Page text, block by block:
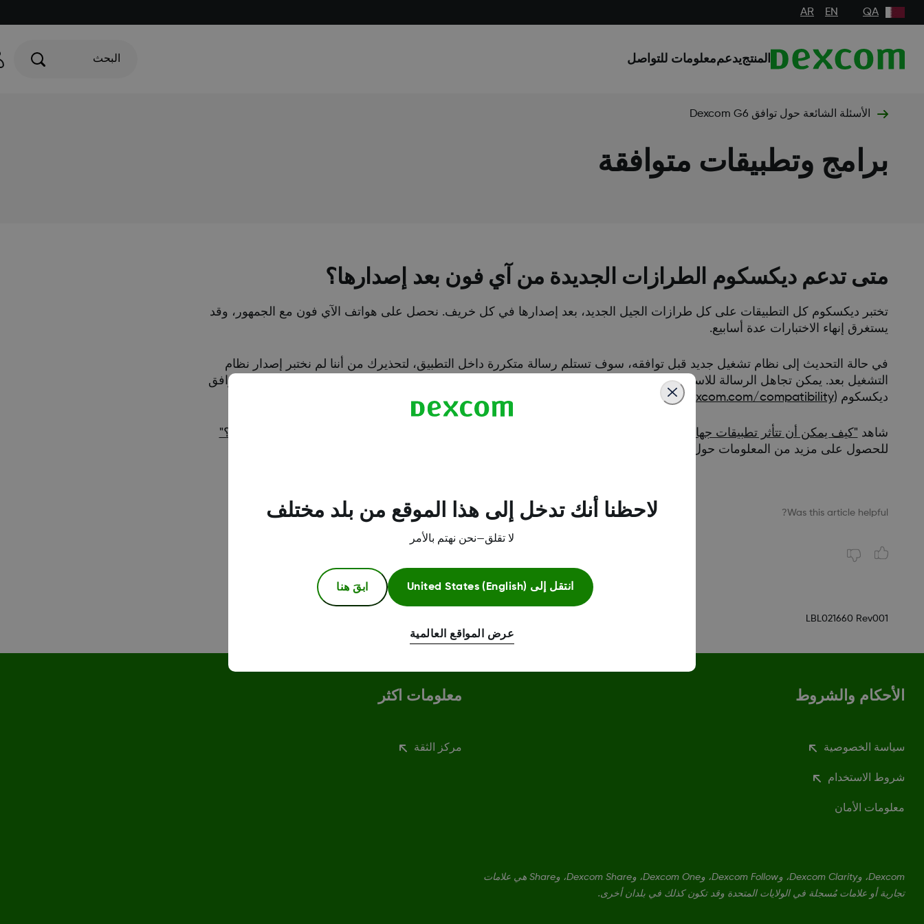
QA
EN
AR
المنتجيدعممعلومات للتواصل البحث
الأسئلة الشائعة حول توافق Dexcom G6
برامج وتطبيقات متوافقة
متى تدعم ديكسكوم الطرازات الجديدة من آي فون بعد إصدارها؟
تختبر ديكسكوم كل التطبيقات على كل طرازات الجيل الجديد، بعد إصدارها في كل خريف. نحصل على هواتف الآي فون مع الجمهور، وقد
يستغرق إنهاء الاختبارات عدة أسابيع.
في حالة التحديث إلى نظام تشغيل جديد قبل توافقه، سوف تستلم رسالة متكررة داخل التطبيق، لتحذيرك من أننا لم نختبر إصدار نظام
التشغيل بعد. يمكن تجاهل الرسالة للاستمرار في استخدام التطبيق، وسوف تتوقف عن الظهور بعد إضافة طراز الآي فون إلى موقع توافق
ديكسكوم ‎(‏
www.dexcom.com/compatibility‎)‎.
شاهد "كيف يمكن أن تتأثر تطبيقات جهاز الرصد المستمر للجلوكوز CGM من ديكسكوم، عند تثبيتها على طراز آي فون غير متوافق بعد؟"
للحصول على مزيد من المعلومات حول سبب أهمية انتظار تحديث هاتفك.
Was this article helpful?
LBL021660 Rev001
الأحكام والشروط
سياسة الخصوصية
شروط الاستخدام
معلومات الأمان
معلومات اكثر
مركز الثقة
Dexcom، وDexcom Clarity، وDexcom Follow، وDexcom One، وDexcom Share، وShare هي علامات
تجارية أو علامات مُسجلة في الولايات المتحدة وقد تكون كذلك في بلدان أخرى.
لاحظنا أنك تدخل إلى هذا الموقع من بلد مختلف
لا تقلق—نحن نهتم بالأمر
انتقل إلى United States (English) ابقَ هنا
عرض المواقع العالمية